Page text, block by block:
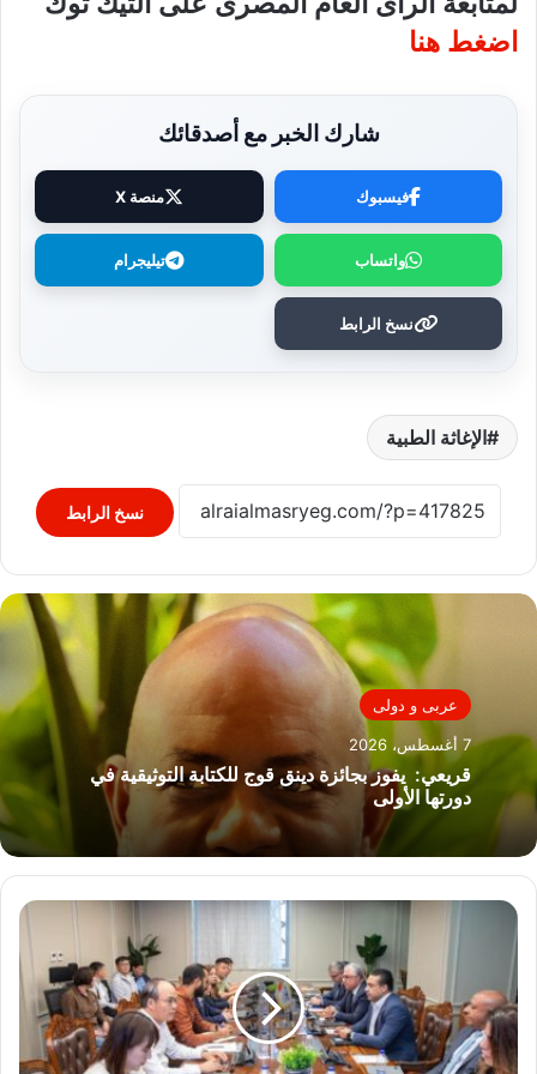
اضغط هنا
شارك الخبر مع أصدقائك
فيسبوك منصة X
واتساب تيليجرام
نسخ الرابط
الإغاثة الطبية
نسخ الرابط
عربى و دولى
7 أغسطس، 2026
قريعي: يفوز بجائزة دينق قوج للكتابة التوثيقية في
دورتها الأولى
رئيس
اقتصادية
السويس
يستقبل
وفدًا
تجاريًا